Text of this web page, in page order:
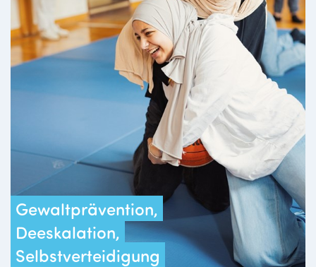
Gewaltprävention,
Deeskalation,
Selbstverteidigung